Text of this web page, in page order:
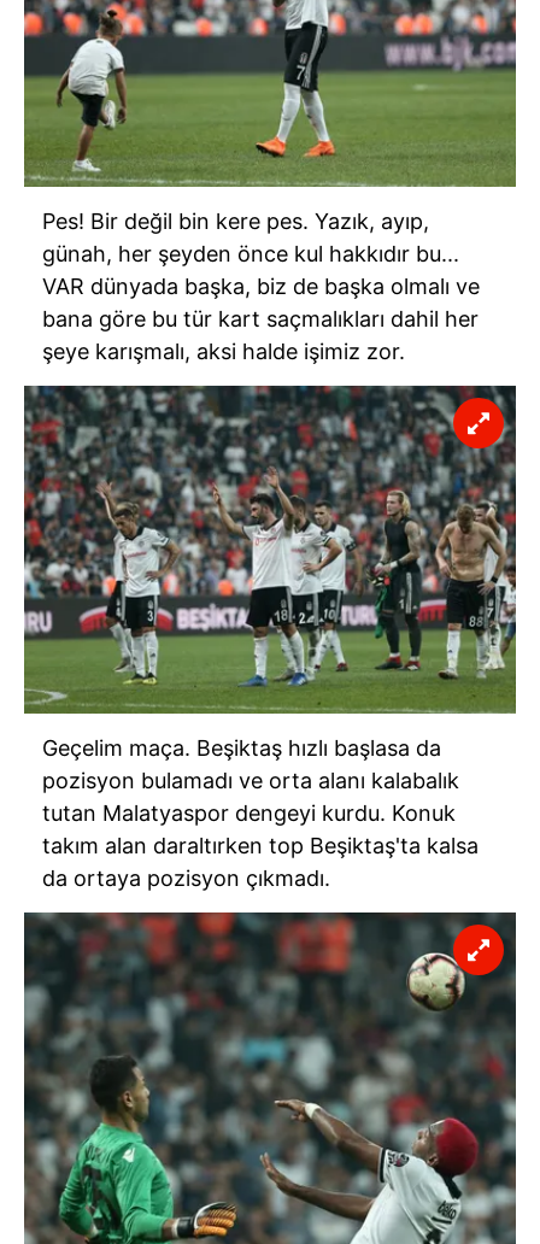
Pes! Bir değil bin kere pes. Yazık, ayıp,
günah, her şeyden önce kul hakkıdır bu...
VAR dünyada başka, biz de başka olmalı ve
bana göre bu tür kart saçmalıkları dahil her
şeye karışmalı, aksi halde işimiz zor.
Geçelim maça. Beşiktaş hızlı başlasa da
pozisyon bulamadı ve orta alanı kalabalık
tutan Malatyaspor dengeyi kurdu. Konuk
takım alan daraltırken top Beşiktaş'ta kalsa
da ortaya pozisyon çıkmadı.